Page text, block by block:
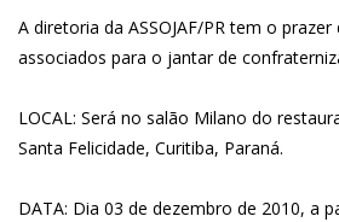
A diretoria da ASSOJAF/PR tem o
associados para o jantar de
LOCAL: Será no salão Milano do
Santa Felicidade, Curitiba, Paraná.
DATA: Dia 03 de dezembro de 2010, a